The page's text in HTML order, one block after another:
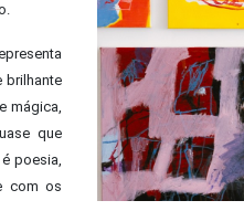
brilhante
mágica,
que
poesia,
com os